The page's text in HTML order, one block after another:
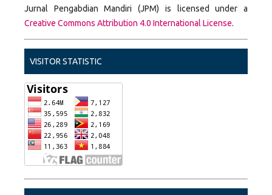
Jurnal Pengabdian Mandiri (JPM) is licensed under a
Creative Commons Attribution 4.0 International License.
VISITOR STATISTIC